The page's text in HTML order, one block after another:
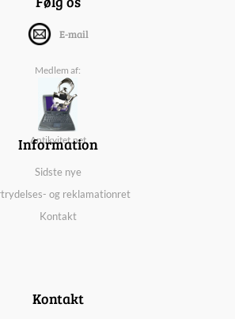
E-mail
Medlem af:
Antikvitet.net
Information
Sidste nye
og reklamationret
Kontakt
Kontakt